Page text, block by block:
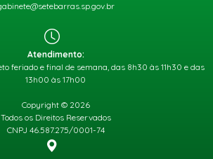
Atendimento:
feriado e final de semana, das 8h30 às 11h30 e das
13h00 às 17h00
Copyright © 2026
Todos os Direitos Reservados
CNPJ 46.587.275/0001-74